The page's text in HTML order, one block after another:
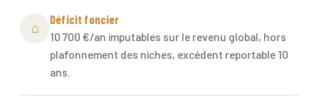
⌂
Déficit foncier
10 700 €/an imputables sur le revenu global, hors
plafonnement des niches, excédent reportable 10
ans.